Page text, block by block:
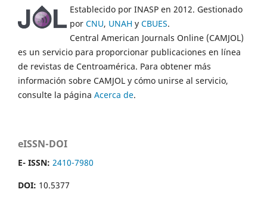
Establecido por INASP en 2012. Gestionado
por CNU, UNAH y CBUES.
Central American Journals Online (CAMJOL)
es un servicio para proporcionar publicaciones en línea
de revistas de Centroamérica. Para obtener más
información sobre CAMJOL y cómo unirse al servicio,
consulte la página Acerca de.
eISSN-DOI
E- ISSN: 2410-7980
DOI: 10.5377